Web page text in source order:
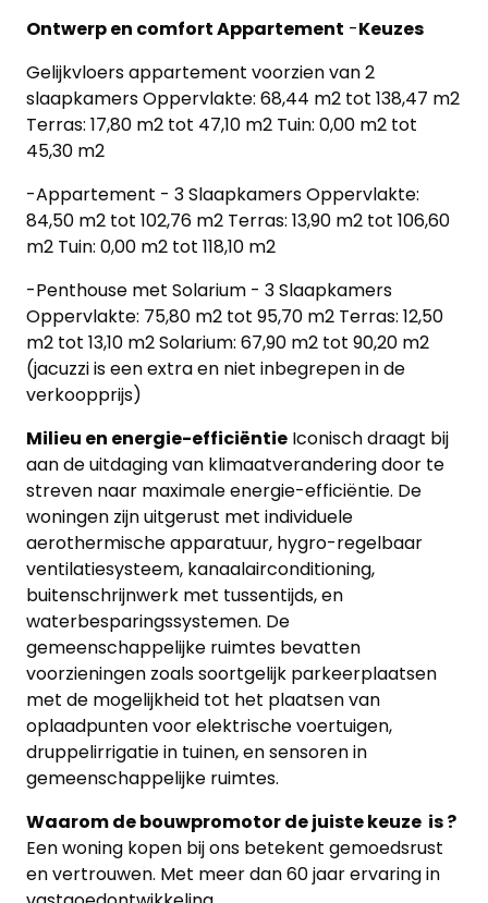
Ontwerp en comfort Appartement -Keuzes
Gelijkvloers appartement voorzien van 2
slaapkamers Oppervlakte: 68,44 m2 tot 138,47 m2
Terras: 17,80 m2 tot 47,10 m2 Tuin: 0,00 m2 tot
45,30 m2
-Appartement - 3 Slaapkamers Oppervlakte:
84,50 m2 tot 102,76 m2 Terras: 13,90 m2 tot 106,60
m2 Tuin: 0,00 m2 tot 118,10 m2
-Penthouse met Solarium - 3 Slaapkamers
Oppervlakte: 75,80 m2 tot 95,70 m2 Terras: 12,50
m2 tot 13,10 m2 Solarium: 67,90 m2 tot 90,20 m2
(jacuzzi is een extra en niet inbegrepen in de
verkoopprijs)
Milieu en energie-efficiëntie Iconisch draagt ​​bij
aan de uitdaging van klimaatverandering door te
streven naar maximale energie-efficiëntie. De
woningen zijn uitgerust met individuele
aerothermische apparatuur, hygro-regelbaar
ventilatiesysteem, kanaalairconditioning,
buitenschrijnwerk met tussentijds, en
waterbesparingssystemen. De
gemeenschappelijke ruimtes bevatten
voorzieningen zoals soortgelijk parkeerplaatsen
met de mogelijkheid tot het plaatsen van
oplaadpunten voor elektrische voertuigen,
druppelirrigatie in tuinen, en sensoren in
gemeenschappelijke ruimtes.
Waarom de bouwpromotor de juiste keuze is ?
Een woning kopen bij ons betekent gemoedsrust
en vertrouwen. Met meer dan 60 jaar ervaring in